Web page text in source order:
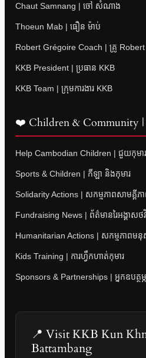
Chaut Samnang | ចៅ សំណាង
Thoeun Mab | ធឿន ម៉ាប់
Robert Grégoire Coach | គ្រូ
KKB President | ប្រធាន KKB
KKB Team | ក្រុមការងារ KKB
❤️ Children & Community
Help Cambodian Children | ជួយកុមារ
Sports & Children | កីឡា និងកុមារ
Solidarity Actions | សកម្មភាពសាមគ្គីភ
Fundraising News | ព័ត៌មានរៃអង្គាសថ
Humanitarian Actions | សកម្មភាពម
Kids Training | ការហ្វឹកហាត់កុមារ
Sponsors & Partnerships | អ្នកឧបត្ថម្
📍 Visit KKB Kun
Battambang